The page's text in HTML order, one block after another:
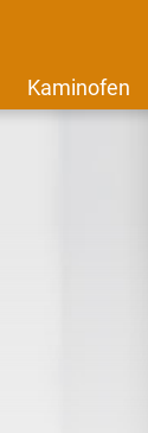
Kaminofen